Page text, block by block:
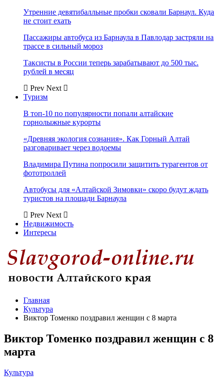
Утренние девятибалльные пробки сковали Барнаул. Куда
не стоит ехать
Пассажиры автобуса из Барнаула в Павлодар застряли на
трассе в сильный мороз
Таксисты в России теперь зарабатывают до 500 тыс.
рублей в месяц
Prev Next
Туризм
В топ-10 по популярности попали алтайские
горнолыжные курорты
«Древняя экология сознания». Как Горный Алтай
разговаривает через водоемы
Владимира Путина попросили защитить турагентов от
фототроллей
Автобусы для «Алтайской Зимовки» скоро будут ждать
туристов на площади Барнаула
Prev Next
Недвижимость
Интересы
Главная
Культура
Виктор Томенко поздравил женщин с 8 марта
Виктор Томенко поздравил женщин с 8
марта
Культура